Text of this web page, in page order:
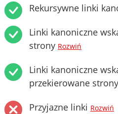
Rekursywne linki
Linki kanoniczne
strony Rozwiń
Linki kanoniczne
przekierowane strony
Przyjazne linki Rozwiń